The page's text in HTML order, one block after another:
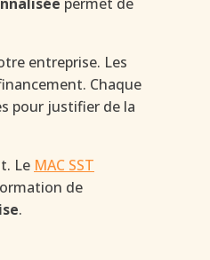
entreprise. Les
Chaque
pour justifier de la
Le MAC SST
de
.